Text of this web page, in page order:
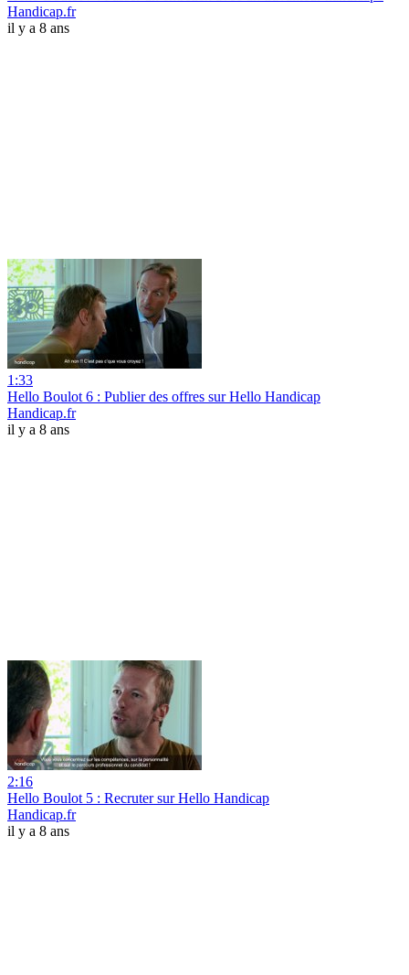
Handicap.fr
il y a 8 ans
1:33
Hello Boulot 6 : Publier des offres sur Hello Handicap
Handicap.fr
il y a 8 ans
2:16
Hello Boulot 5 : Recruter sur Hello Handicap
Handicap.fr
il y a 8 ans